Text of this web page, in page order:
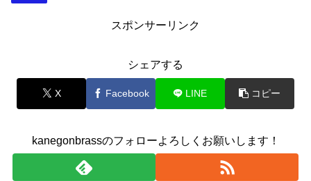
スポンサーリンク
シェアする
X Facebook LINE コピー
kanegonbrassのフォローよろしくお願いします！